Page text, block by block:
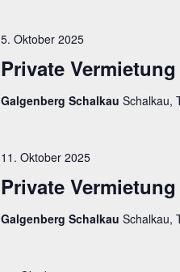
Private Vermietung
5. Oktober 2025
Galgenberg Schalkau Schalkau,
Private Vermietung
11. Oktober 2025
Galgenberg Schalkau Schalkau,